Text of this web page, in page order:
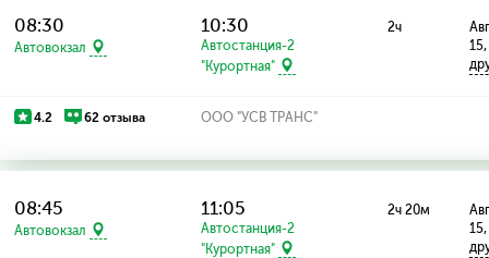
08:30
Автовокзал
10:30
Автостанция-2
"Курортная"
2ч
4.2 62 отзыва ООО "УСВ ТРАНС"
08:45
Автовокзал
11:05
Автостанция-2
"Курортная"
2ч 20м